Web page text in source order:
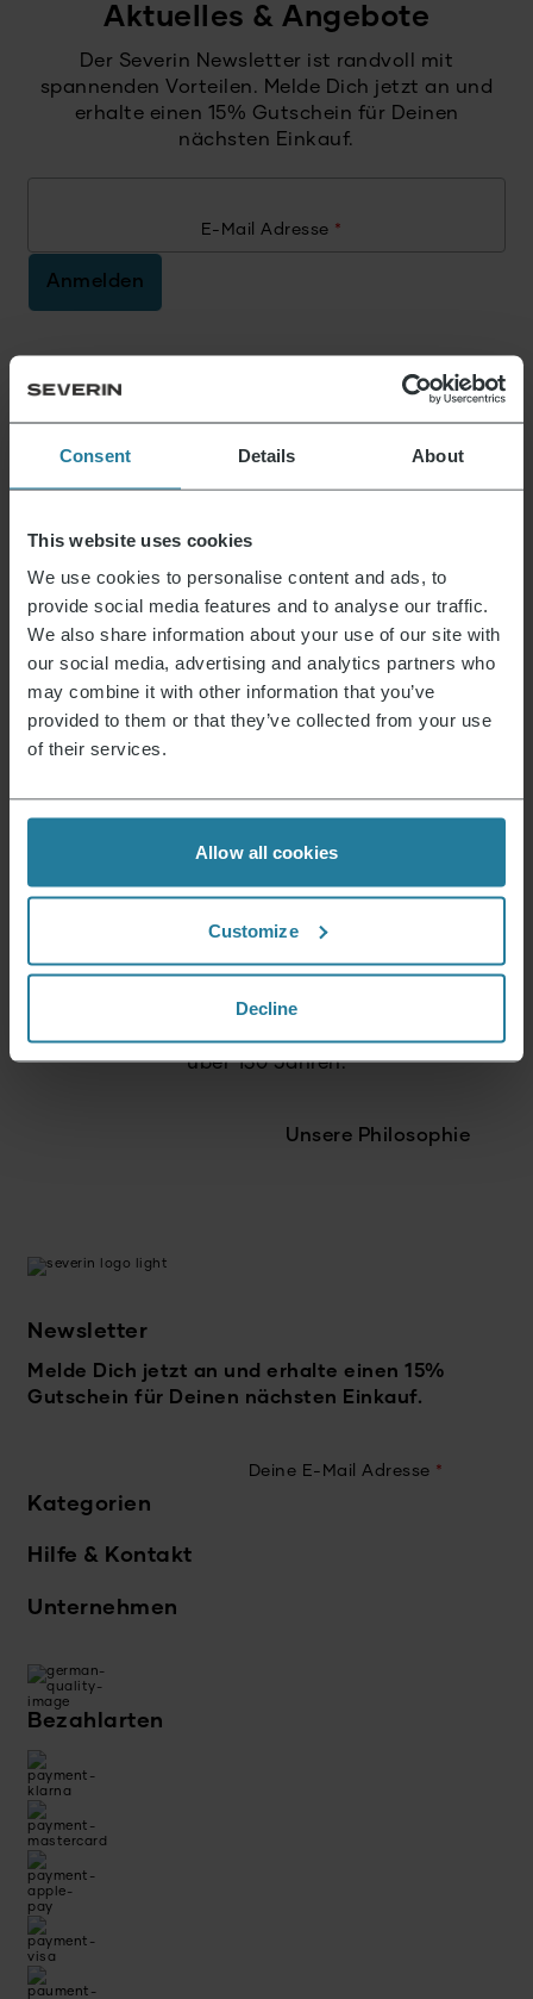
Consent Details About
This website uses cookies
We use cookies to personalise content and ads, to
provide social media features and to analyse our traffic.
We also share information about your use of our site with
our social media, advertising and analytics partners who
may combine it with other information that you’ve
provided to them or that they’ve collected from your use
of their services.
Allow all cookies
Customize
Decline
Aktuelles & Angebote
Der Severin Newsletter ist randvoll mit
spannenden Vorteilen. Melde Dich jetzt an und
erhalte einen 15% Gutschein für Deinen
nächsten Einkauf.
E-Mail Adresse *
Anmelden
Dafür stehen wir.
Nicht Luxus für wenige,
sondern ein Lifestyle, der
für alle erschwinglich ist.
Wir verbinden intuitive
Technik mit deutschen
Qualitätsstandards.
hohe Qualität
und langlebige Produkte.
Wir handeln
verantwortungsvoll
Wir verbinden Tradition
mit Innovation - seit
über 130 Jahren.
Unsere Philosophie
Newsletter
Melde Dich jetzt an und erhalte einen 15%
Gutschein für Deinen nächsten Einkauf.
Deine E-Mail Adresse *
Kategorien
Hilfe & Kontakt
Unternehmen
Bezahlarten